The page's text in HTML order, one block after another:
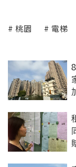
桃園 電梯